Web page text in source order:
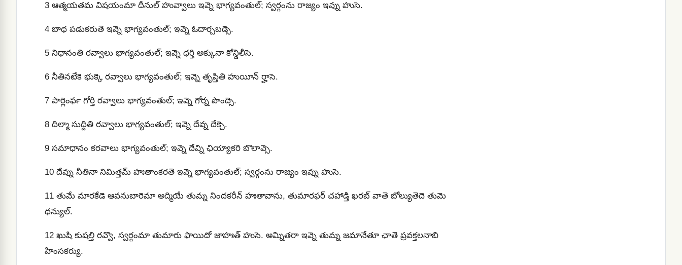
3 ఆత్మయతమ విషయంమా దీనుల్ హువ్వాలు ఇవ్నె భాగ్యవంతుల్; స్వర్గంను రాజ్యం ఇవ్ను హుసె.
4 బాధ పడుకరుతె ఇవ్నె భాగ్యవంతుల్; ఇవ్నె ఓదార్చబడ్సె.
5 నిధానంతి రవ్వాలు భాగ్యవంతుల్; ఇవ్నె ధర్తి అక్కునా కోన్డిలీసె.
6 నీతినటేకె భుక్కె రవ్వాలు భాగ్యవంతుల్; ఇవ్నె తృప్తితి హుయీన్‍ ర్హాసె.
7 పార్లెంఫర్‍ గోర్తి రవ్వాలు భాగ్యవంతుల్; ఇవ్నె గోర్న పొంద్సె.
8 దిల్మా‌ సుద్దితి రవ్వాలు భాగ్యవంతుల్; ఇవ్నె దేవ్న దేక్చె.
9 సమాధానం కరవాలు భాగ్యవంతుల్; ఇవ్నె దేవ్ని ఛియ్యాకరి బొలావ్సె.
10 దేవ్ను నీతినా నిమిత్తమ్‍ హఃతాంకరతె ఇవ్నె భాగ్యవంతుల్; స్వర్గంను రాజ్యం ఇవ్ను హుసె.
11 తుమే మారకేడె ఆవనుబారెమా అద్మియే తుమ్న నిందకరీన్‍ హఃతావాను, తుమారఫర్ చహాడ్తి ఖరబ్‍ వాతె బోల్యుతెదె తుమె
ధన్యుల్.
12 ఖుషి కుషల్తి రవ్వొ, స్వర్గంమా తుమారు ఫాయిదో జాహఃత్ హుసె. అమ్నితరా ఇవ్నె తుమ్న జమానేతూ ఛాతె ప్రవక్తలనాబి
హింసకర్యు.